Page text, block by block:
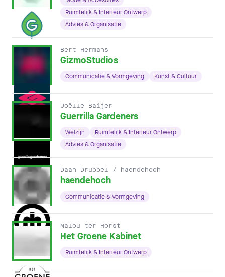
Ruimtelijk & Interieur Ontwerp
Advies & Organisatie
Bert Hermans
GizmoStudios
Communicatie & Vormgeving Kunst & Cultuur
Joëlle Baijer
Guerrilla Gardeners
Welzijn
Ruimtelijk & Interieur Ontwerp
Advies & Organisatie
Daan Drubbel / haendehoch
haendehoch
Communicatie & Vormgeving
Malou ter Horst
Het Groene Kabinet
Ruimtelijk & Interieur Ontwerp